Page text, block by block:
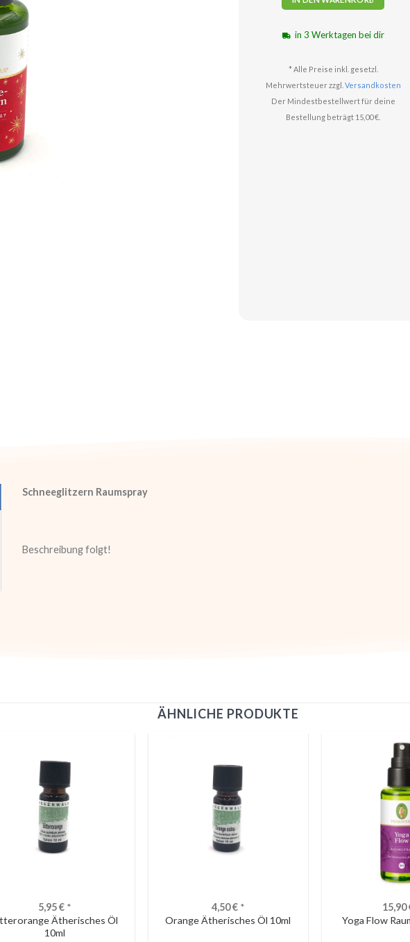
in 3 Werktagen bei dir
* Alle Preise inkl. gesetzl.
Mehrwertsteuer zzgl. Versandkosten
Der Mindestbestellwert für deine
Bestellung beträgt 15,00 €.
Schneeglitzern Raumspray
Beschreibung folgt!
ÄHNLICHE PRODUKTE
5,95€*
Ätherisches Öl
10ml
4,50€*
Orange Ätherisches Öl 10ml
15,90
Yoga Flow